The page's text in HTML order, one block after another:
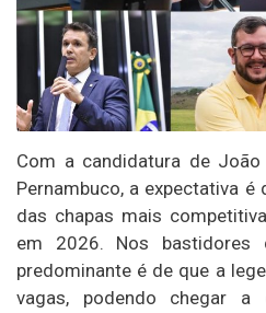
Com a candidatura de
Pernambuco, a expectativa é
das chapas mais
em 2026. Nos bastidores
predominante é de que a
vagas, podendo chegar a